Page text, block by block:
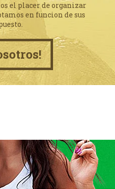
el placer de organizar
en funcion de sus